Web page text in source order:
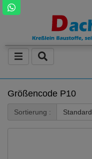
Größencode P10
Sortierung : Standard